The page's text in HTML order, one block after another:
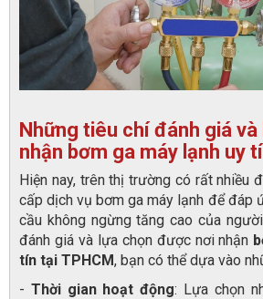
Những tiêu chí đánh giá và
nhận bơm ga máy lạnh uy
Hiện nay, trên thị trường có rất nhiều
cấp dịch vụ bơm ga máy lạnh để đáp
cầu không ngừng tăng cao của
đánh giá và lựa chọn được nơi nhận
tín tại TPHCM, bạn có thể dựa vào
- Thời gian hoạt động: Lựa chọn